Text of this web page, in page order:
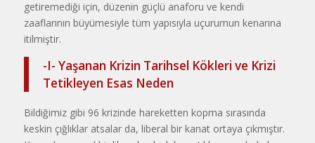
getiremediği i­çin, düzenin güçlü anaforu ve kendi
zaaflarının büyümesiyle tüm yapı­sıyla uçurumun kenarına
itilmiştir.
-I- Yaşanan Krizin Tarihsel Kökleri ve Krizi
Tetikleyen Esas Neden
Bildiğimiz gibi 96 krizinde hare­ketten kopma sırasında
keskin çığ­lıklar atsalar da, liberal bir kanat or­taya çıkmıştır.